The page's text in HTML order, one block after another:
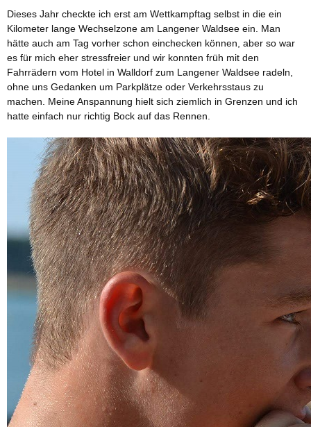
Dieses Jahr checkte ich erst am Wettkampftag selbst in die ein
Kilometer lange Wechselzone am Langener Waldsee ein. Man
hätte auch am Tag vorher schon einchecken können, aber so war
es für mich eher stressfreier und wir konnten früh mit den
Fahrrädern vom Hotel in Walldorf zum Langener Waldsee radeln,
ohne uns Gedanken um Parkplätze oder Verkehrsstaus zu
machen. Meine Anspannung hielt sich ziemlich in Grenzen und ich
hatte einfach nur richtig Bock auf das Rennen.